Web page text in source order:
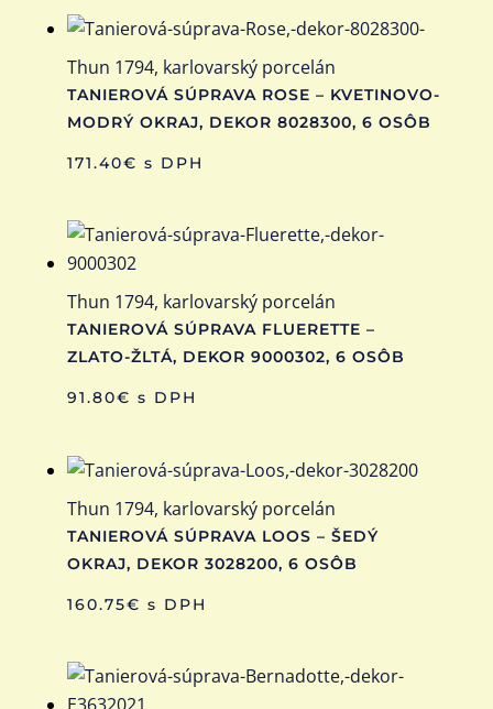
Thun 1794, karlovarský porcelán
TANIEROVÁ SÚPRAVA ROSE – KVETINOVO-
MODRÝ OKRAJ, DEKOR 8028300, 6 OSÔB
171.40€ s DPH
Thun 1794, karlovarský porcelán
TANIEROVÁ SÚPRAVA FLUERETTE –
ZLATO-ŽLTÁ, DEKOR 9000302, 6 OSÔB
91.80€ s DPH
Thun 1794, karlovarský porcelán
TANIEROVÁ SÚPRAVA LOOS – ŠEDÝ
OKRAJ, DEKOR 3028200, 6 OSÔB
160.75€ s DPH